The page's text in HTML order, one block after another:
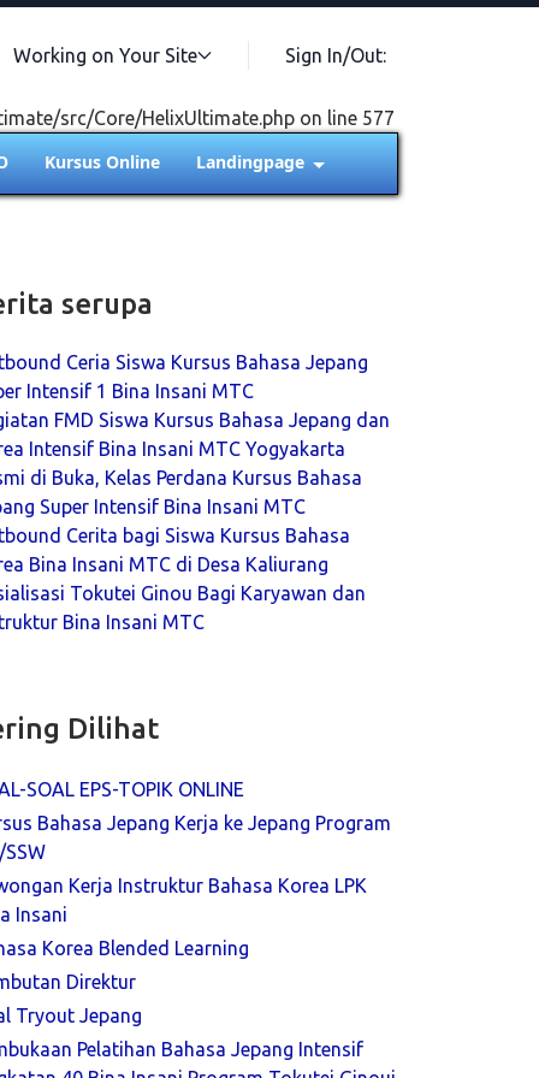
Working on Your Site Sign In/Out:
src/Core/HelixUltimate.php on line 577
Kursus Online Landingpage
serupa
Ceria Siswa Kursus Bahasa Jepang
Intensif 1 Bina Insani MTC
FMD Siswa Kursus Bahasa Jepang dan
Intensif Bina Insani MTC Yogyakarta
di Buka, Kelas Perdana Kursus Bahasa
Super Intensif Bina Insani MTC
Cerita bagi Siswa Kursus Bahasa
Bina Insani MTC di Desa Kaliurang
Tokutei Ginou Bagi Karyawan dan
Bina Insani MTC
Dilihat
SOAL EPS-TOPIK ONLINE
Bahasa Jepang Kerja ke Jepang Program
SSW
Kerja Instruktur Bahasa Korea LPK
Insani
Korea Blended Learning
Direktur
Tryout Jepang
Pelatihan Bahasa Jepang Intensif